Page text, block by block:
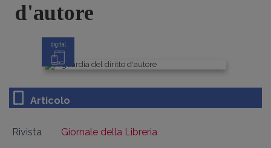
d'autore
digital
Articolo
Rivista
Giornale della Libreria